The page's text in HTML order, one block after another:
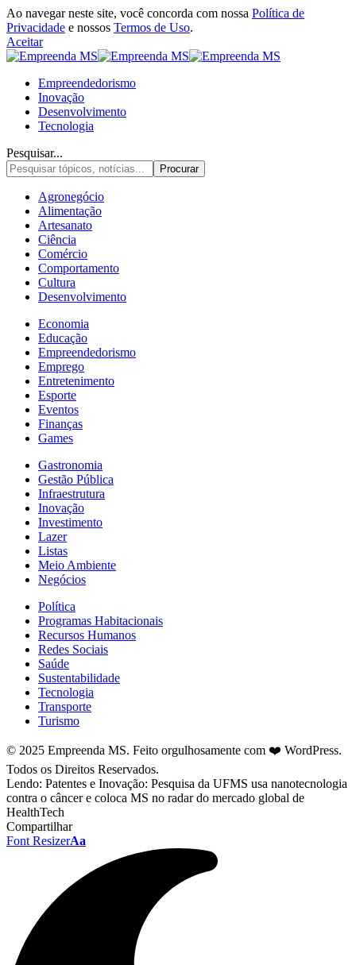
Ao navegar neste site, você concorda com nossa Política de
Privacidade e nossos Termos de Uso.
Aceitar
Empreendedorismo
Inovação
Desenvolvimento
Tecnologia
Pesquisar...
Agronegócio
Alimentação
Artesanato
Ciência
Comércio
Comportamento
Cultura
Desenvolvimento
Economia
Educação
Empreendedorismo
Emprego
Entretenimento
Esporte
Eventos
Finanças
Games
Gastronomia
Gestão Pública
Infraestrutura
Inovação
Investimento
Lazer
Listas
Meio Ambiente
Negócios
Política
Programas Habitacionais
Recursos Humanos
Redes Sociais
Saúde
Sustentabilidade
Tecnologia
Transporte
Turismo
© 2025 Empreenda MS. Feito orgulhosamente com ❤️ WordPress.
Todos os Direitos Reservados.
Lendo: Patentes e Inovação: Pesquisa da UFMS usa nanotecnologia
contra o câncer e coloca MS no radar do mercado global de
HealthTech
Compartilhar
Font ResizerAa